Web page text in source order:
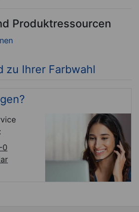
Produktressourcen
zu Ihrer Farbwahl
0